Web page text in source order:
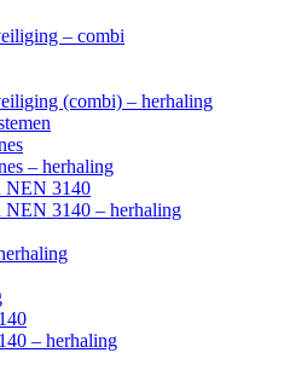
– combi
(combi) – herhaling
– herhaling
NEN 3140
NEN 3140 – herhaling
– herhaling